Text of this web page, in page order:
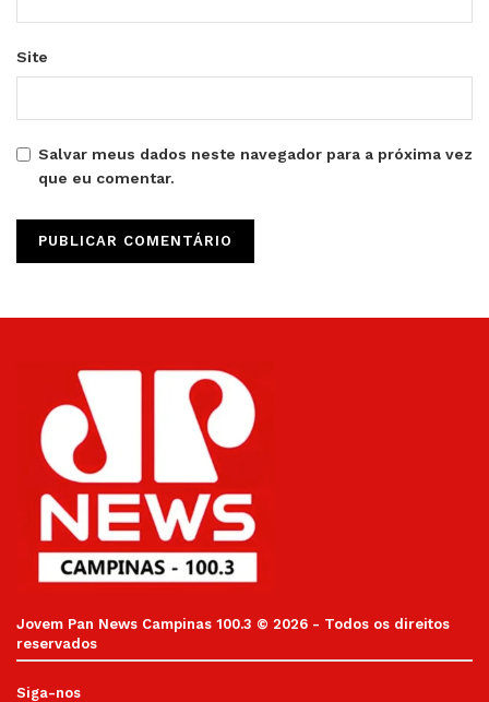
Site
Salvar meus dados neste navegador para a próxima vez
que eu comentar.
Jovem Pan News Campinas 100.3 © 2026 - Todos os direitos
reservados
Siga-nos